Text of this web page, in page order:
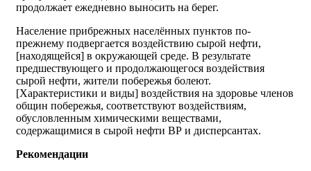
продолжает ежедневно выносить на берег.
Население прибрежных населённых пунктов по-
прежнему подвергается воздействию сырой нефти,
[находящейся] в окружающей среде. В результате
предшествующего и продолжающегося воздействия
сырой нефти, жители побережья болеют.
[Характеристики и виды] воздействия на здоровье членов
общин побережья, соответствуют воздействиям,
обусловленным химическими веществами,
содержащимися в сырой нефти ВР и дисперсантах.
Рекомендации